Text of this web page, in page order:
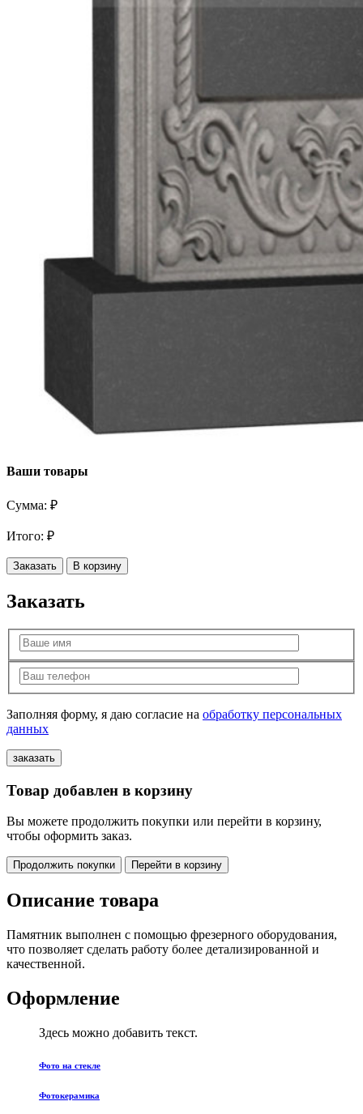
Ваши товары
Сумма: ₽
Итого: ₽
Заказать В корзину
Заказать
Заполняя форму, я даю согласие на обработку персональных
данных
Товар добавлен в корзину
Вы можете продолжить покупки или перейти в корзину,
чтобы оформить заказ.
Продолжить покупки Перейти в корзину
Описание товара
Памятник выполнен с помощью фрезерного оборудования,
что позволяет сделать работу более детализированной и
качественной.
Оформление
Здесь можно добавить текст.
Фото на стекле
Фотокерамика